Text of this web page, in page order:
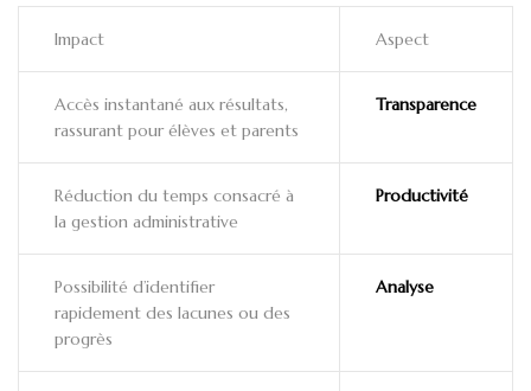
Aspect
Impact
Transparence
Accès instantané aux résultats,
rassurant pour élèves et parents
Productivité
Réduction du temps consacré à
la gestion administrative
Analyse
Possibilité d’identifier
rapidement des lacunes ou des
progrès